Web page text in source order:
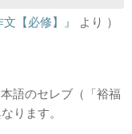
【必修】』 より ）
語のセレブ（「裕福
ります。